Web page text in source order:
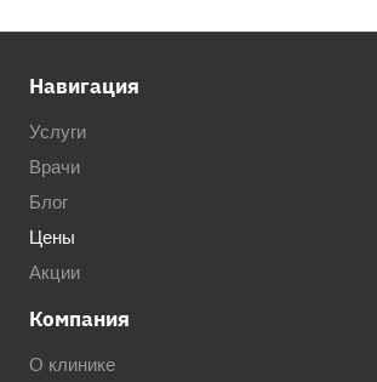
Навигация
Услуги
Врачи
Блог
Цены
Акции
Компания
О клинике